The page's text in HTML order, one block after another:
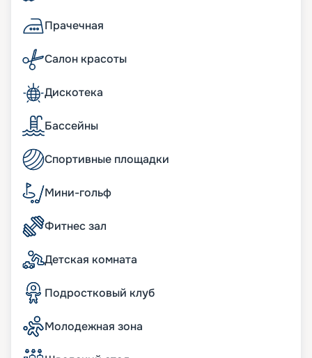
Майами. Вы можете купить путевку онлайн
прямо сейчас, изучив на нашем сайте план
теплохода, схемы палуб, описание кают, фото
интерьеров. Выбирайте побережье Америки,
предлагаем нашим клиентам воспользоваться
услугой раннего бронирования, чтобы у них
была возможность приобрести лучшие путевки.
Также вы можете заранее познакомиться с
обзорами экскурсий, чтобы выбрать для себя
самые интересные варианты.
Прачечная
Салон красоты
Дискотека
Бассейны
Спортивные площадки
Мини-гольф
Фитнес зал
Детская комната
Подростковый клуб
Молодежная зона